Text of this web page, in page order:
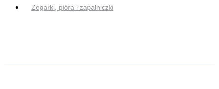
Zegarki, pióra i zapalniczki